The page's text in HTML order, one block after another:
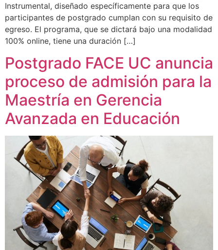
Instrumental, diseñado específicamente para que los
participantes de postgrado cumplan con su requisito de
egreso. El programa, que se dictará bajo una modalidad
100% online, tiene una duración […]
Postgrado FACE UC anuncia
proceso de admisión para la
Maestría en Gerencia
Avanzada en Educación